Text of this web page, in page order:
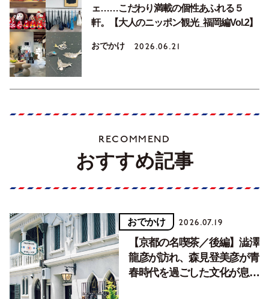
ェ……こだわり満載の個性あふれる５
軒。【大人のニッポン観光_福岡編Vol.2】
おでかけ 2026.06.21
RECOMMEND
おすすめ記事
おでかけ 2026.07.19
【京都の名喫茶／後編】澁澤
龍彦が訪れ、森見登美彦が青
春時代を過ごした文化が息づ